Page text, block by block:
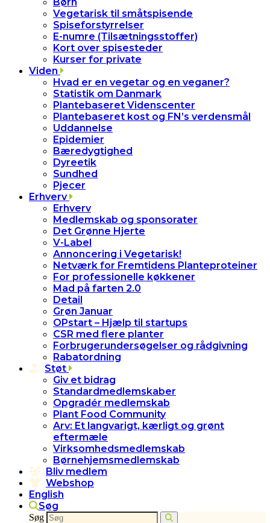
Vegetarisk til småtspisende
Spiseforstyrrelser
E-numre (Tilsætningsstoffer)
Kort over spisesteder
Kurser for private
Viden
Hvad er en vegetar og en veganer?
Statistik om Danmark
Plantebaseret Videnscenter
Plantebaseret kost og FN’s verdensmål
Uddannelse
Epidemier
Bæredygtighed
Dyreetik
Sundhed
Pjecer
Erhverv
Erhverv
Medlemskab og sponsorater
Det Grønne Hjerte
V-Label
Annoncering i Vegetarisk!
Netværk for Fremtidens Planteproteiner
For professionelle køkkener
Mad på farten 2.0
Detail
Grøn Januar
OPstart – Hjælp til startups
CSR med flere planter
Forbrugerundersøgelser og rådgivning
Rabatordning
Støt
Giv et bidrag
Standardmedlemskaber
Opgradér medlemskab
Plant Food Community
Arv: Et langvarigt, kærligt og grønt
eftermæle
Virksomhedsmedlemskab
Børnehjemsmedlemskab
Bliv medlem
Webshop
English
Søg
Søg